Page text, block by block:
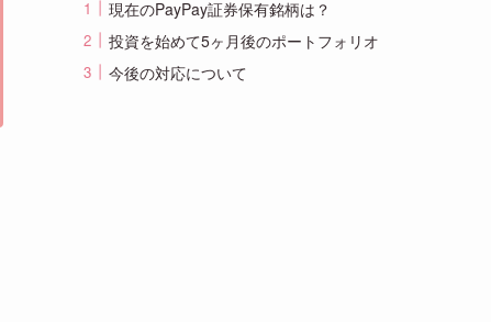
現在のPayPay証券保有銘柄は？
投資を始めて5ヶ月後のポートフォリオ
今後の対応について